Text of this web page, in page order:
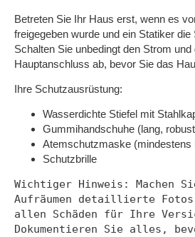
Betreten Sie Ihr Haus erst, wenn es
freigegeben wurde und ein Statiker
Schalten Sie unbedingt den Strom
Hauptanschluss ab, bevor Sie das
Ihre Schutzausrüstung:
Wasserdichte Stiefel mit
Gummihandschuhe (lang,
Atemschutzmaske (mindestens
Schutzbrille
Wichtiger Hinweis: Machen
Aufräumen detaillierte Fotos
allen Schäden für Ihre
Dokumentieren Sie alles,